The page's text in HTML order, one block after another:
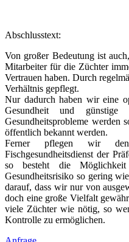
Abschlusstext:
Von großer Bedeutung ist
Mitarbeiter für die Züchter
Vertrauen haben. Durch
Verhältnis gepflegt.
Nur dadurch haben wir eine
Gesundheit und günstige
Gesundheitsprobleme werden
öffentlich bekannt werden.
Ferner pflegen wir
Fischgesundheitsdienst der
so besteht die
Gesundheitsrisiko so gering
darauf, dass wir nur von
doch eine große Vielfalt
viele Züchter wie nötig, so
Kontrolle zu ermöglichen.